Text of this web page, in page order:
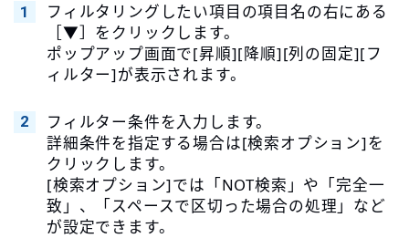
フィルタリングしたい項目の項目名の右にある
［▼］をクリックします。
ポップアップ画面で[昇順][降順][列の固定][フ
ィルター]が表示されます。
フィルター条件を入力します。
詳細条件を指定する場合は[検索オプション]を
クリックします。
[検索オプション]では「NOT検索」や「完全一
致」、「スペースで区切った場合の処理」など
が設定できます。